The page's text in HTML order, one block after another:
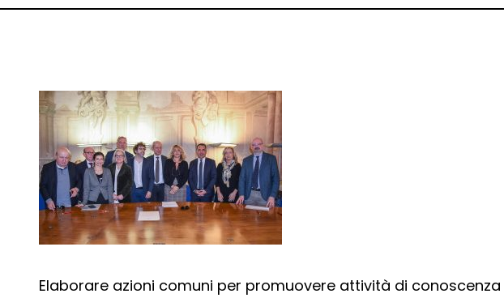
Dettagli articolo
Elaborare azioni comuni per promuovere attività di